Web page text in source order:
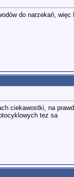
do narzekań, więc
ciekawostki, na
tez sa